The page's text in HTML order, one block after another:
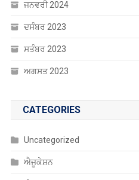
ਦਸੰਬਰ 2023
ਸਤੰਬਰ 2023
ਅਗਸਤ 2023
Uncategorized
ਐਜੂਕੇਸ਼ਨ
ਸੰਸਾਰ